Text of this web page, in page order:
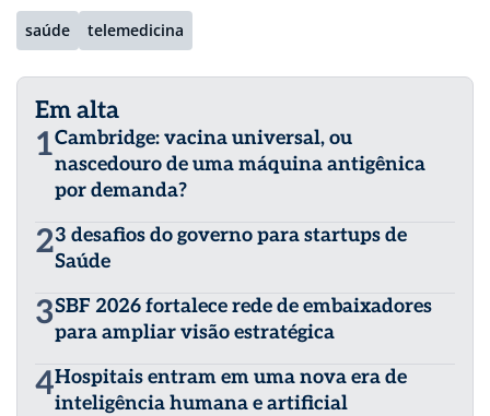
saúde telemedicina
Em alta
1Cambridge: vacina universal, ou
nascedouro de uma máquina antigênica
por demanda?
23 desafios do governo para startups de
Saúde
3SBF 2026 fortalece rede de embaixadores
para ampliar visão estratégica
4Hospitais entram em uma nova era de
inteligência humana e artificial